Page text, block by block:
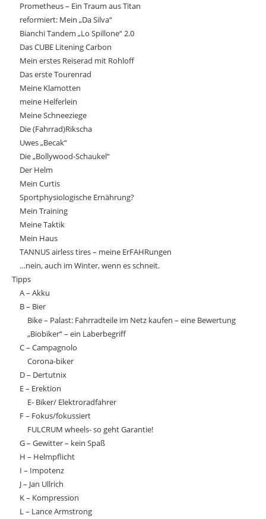
Prometheus – Ein Traum aus Titan
reformiert: Mein „Da Silva“
Bianchi Tandem „Lo Spillone“ 2.0
Das CUBE Litening Carbon
Mein erstes Reiserad mit Rohloff
Das erste Tourenrad
Meine Klamotten
meine Helferlein
Meine Schneeziege
Die (Fahrrad)Rikscha
Uwes „Becak“
Die „Bollywood-Schaukel“
Der Helm
Mein Curtis
Sportphysiologische Ernährung?
Mein Training
Meine Taktik
Mein Haus
TANNUS airless tires – meine ErFAHRungen
…nein, auch im Winter, wenn es schneit.
Tipps
A – Akku
B – Bier
Bike – Palast: Fahrradteile im Netz kaufen – eine Bewertung
„Biobiker“ – ein Laberbegriff
C – Campagnolo
Corona-biker
D – Dertutnix
E – Erektion
E- Biker/ Elektroradfahrer
F – Fokus/fokussiert
FULCRUM wheels- so geht Garantie!
G – Gewitter – kein Spaß
H – Helmpflicht
I – Impotenz
J – Jan Ullrich
K – Kompression
L – Lance Armstrong